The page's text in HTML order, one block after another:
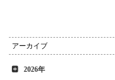
アーカイブ
2026年